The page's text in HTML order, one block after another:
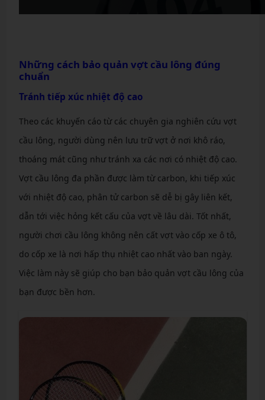
Những cách bảo quản vợt cầu lông đúng
chuẩn
Tránh tiếp xúc nhiệt độ cao
Theo các khuyến cáo từ các chuyên gia nghiên cứu vợt
cầu lông, người dùng nên lưu trữ vợt ở nơi khô ráo,
thoáng mát cũng như tránh xa các nơi có nhiệt độ cao.
Vợt cầu lông đa phần được làm từ carbon, khi tiếp xúc
với nhiệt độ cao, phân tử carbon sẽ dễ bị gây liên kết,
dẫn tới việc hỏng kết cấu của vợt về lâu dài. Tốt nhất,
người chơi cầu lông không nên cất vợt vào cốp xe ô tô,
do cốp xe là nơi hấp thụ nhiệt cao nhất vào ban ngày.
Việc làm này sẽ giúp cho bạn bảo quản vợt cầu lông của
bạn được bền hơn.